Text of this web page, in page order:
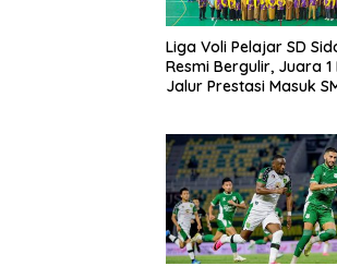
Liga Voli Pelajar SD
Resmi Bergulir, Juara
Jalur Prestasi Masuk